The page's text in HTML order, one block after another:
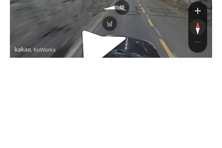
망양로
북
남
, KnWorks